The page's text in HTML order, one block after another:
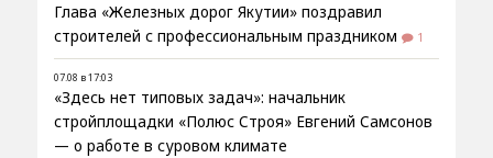
Глава «Железных дорог Якутии» поздравил
строителей с профессиональным праздником
1
07.08 в 17:03
«Здесь нет типовых задач»: начальник
стройплощадки «Полюс Строя» Евгений Самсонов
— о работе в суровом климате